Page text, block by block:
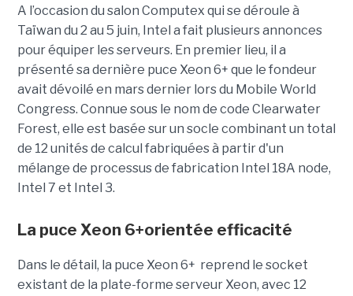
A l’occasion du salon Computex qui se déroule à
Taïwan du 2 au 5 juin, Intel a fait plusieurs annonces
pour équiper les serveurs. En premier lieu, il a
présenté sa dernière puce Xeon 6+ que le fondeur
avait dévoilé en mars dernier lors du Mobile World
Congress. Connue sous le nom de code Clearwater
Forest, elle est basée sur un socle combinant un total
de 12 unités de calcul fabriquées à partir d'un
mélange de processus de fabrication Intel 18A node,
Intel 7 et Intel 3.
La puce Xeon 6+orientée efficacité
Dans le détail, la puce Xeon 6+ reprend le socket
existant de la plate-forme serveur Xeon, avec 12